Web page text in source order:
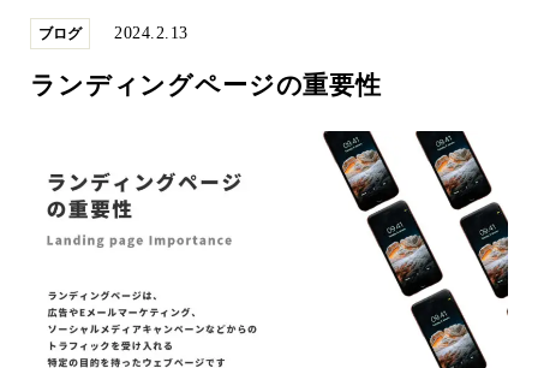
ブログ 2024.2.13
ランディングページの重要性